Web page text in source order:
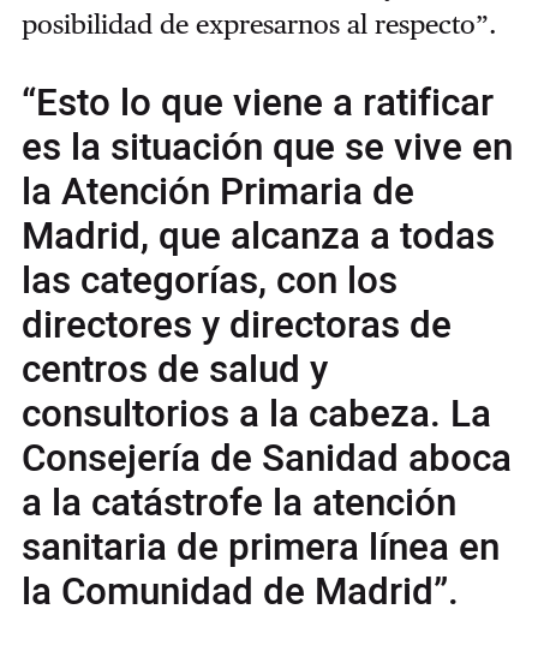
posibilidad de expresarnos al respecto”.
“Esto lo que viene a ratificar
es la situación que se vive en
la Atención Primaria de
Madrid, que alcanza a todas
las categorías, con los
directores y directoras de
centros de salud y
consultorios a la cabeza. La
Consejería de Sanidad aboca
a la catástrofe la atención
sanitaria de primera línea en
la Comunidad de Madrid”.